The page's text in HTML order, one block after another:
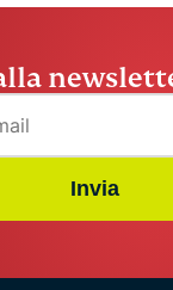
Invia